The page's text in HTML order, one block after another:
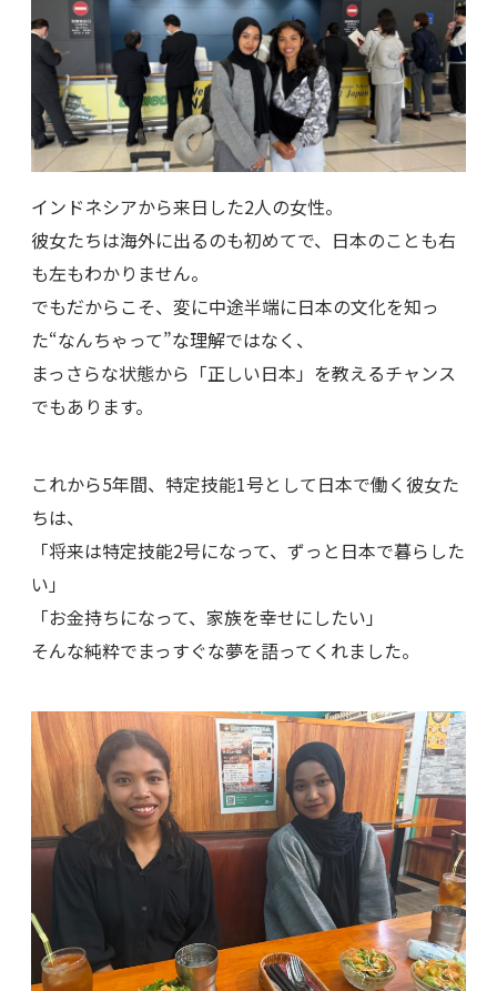
インドネシアから来日した2人の女性。
彼女たちは海外に出るのも初めてで、日本のことも右
も左もわかりません。
でもだからこそ、変に中途半端に日本の文化を知っ
た“なんちゃって”な理解ではなく、
まっさらな状態から「正しい日本」を教えるチャンス
でもあります。
これから5年間、特定技能1号として日本で働く彼女た
ちは、
「将来は特定技能2号になって、ずっと日本で暮らした
い」
「お金持ちになって、家族を幸せにしたい」
そんな純粋でまっすぐな夢を語ってくれました。